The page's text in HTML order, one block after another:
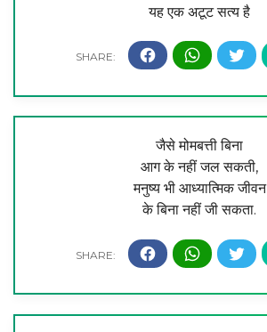
यह एक अटूट सत्य है
जैसे मोमबत्ती बिना
आग के नहीं जल सकती,
मनुष्य भी आध्यात्मिक जीवन
के बिना नहीं जी सकता.